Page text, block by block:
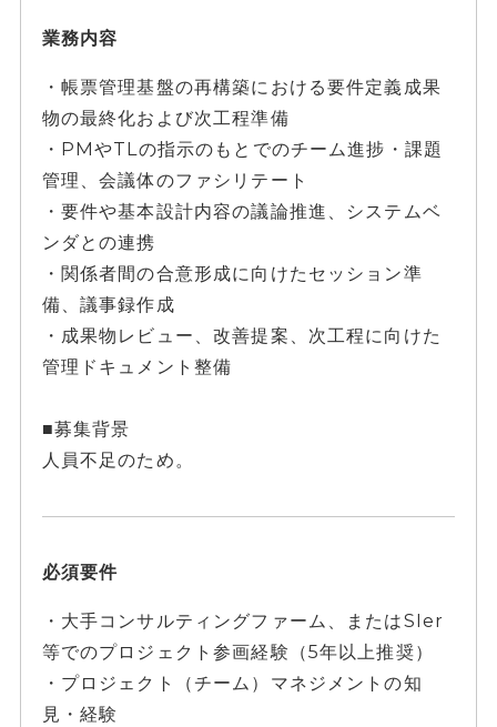
業務内容
・帳票管理基盤の再構築における要件定義成果
物の最終化および次工程準備
・PMやTLの指示のもとでのチーム進捗・課題
管理、会議体のファシリテート
・要件や基本設計内容の議論推進、システムベ
ンダとの連携
・関係者間の合意形成に向けたセッション準
備、議事録作成
・成果物レビュー、改善提案、次工程に向けた
管理ドキュメント整備
■募集背景
人員不足のため。
必須要件
・大手コンサルティングファーム、またはSIer
等でのプロジェクト参画経験（5年以上推奨）
・プロジェクト（チーム）マネジメントの知
見・経験